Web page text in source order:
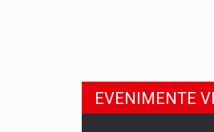
EVENIMENTE